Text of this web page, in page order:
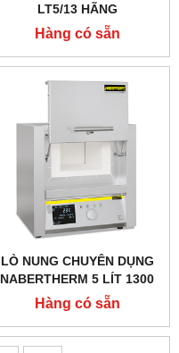
LT5/13 HÃNG
NABERTHERM - ĐỨC
Hàng có sẵn
LÒ NUNG CHUYÊN DỤNG
NABERTHERM 5 LÍT 1300
ĐỘ
Hàng có sẵn